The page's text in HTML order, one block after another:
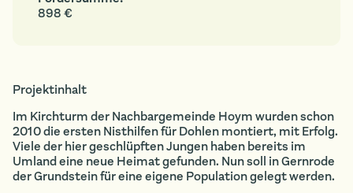
898 €
Projektinhalt
Im Kirchturm der Nachbargemeinde Hoym wurden schon
2010 die ersten Nisthilfen für Dohlen montiert, mit Erfolg.
Viele der hier geschlüpften Jungen haben bereits im
Umland eine neue Heimat gefunden. Nun soll in Gernrode
der Grundstein für eine eigene Population gelegt werden.